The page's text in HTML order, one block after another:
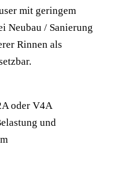
mit geringem
Neubau / Sanierung
Rinnen als
oder V4A
und